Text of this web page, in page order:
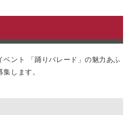
ント 「踊りパレード」の魅力あふ
します。